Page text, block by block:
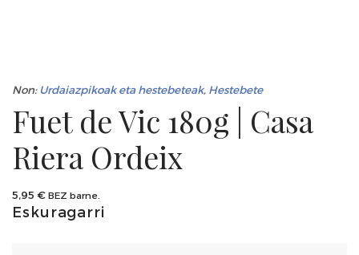
Non: Urdaiazpikoak eta hestebeteak, Hestebete
Fuet de Vic 180g | Casa
Riera Ordeix
5,95 € BEZ barne.
Eskuragarri